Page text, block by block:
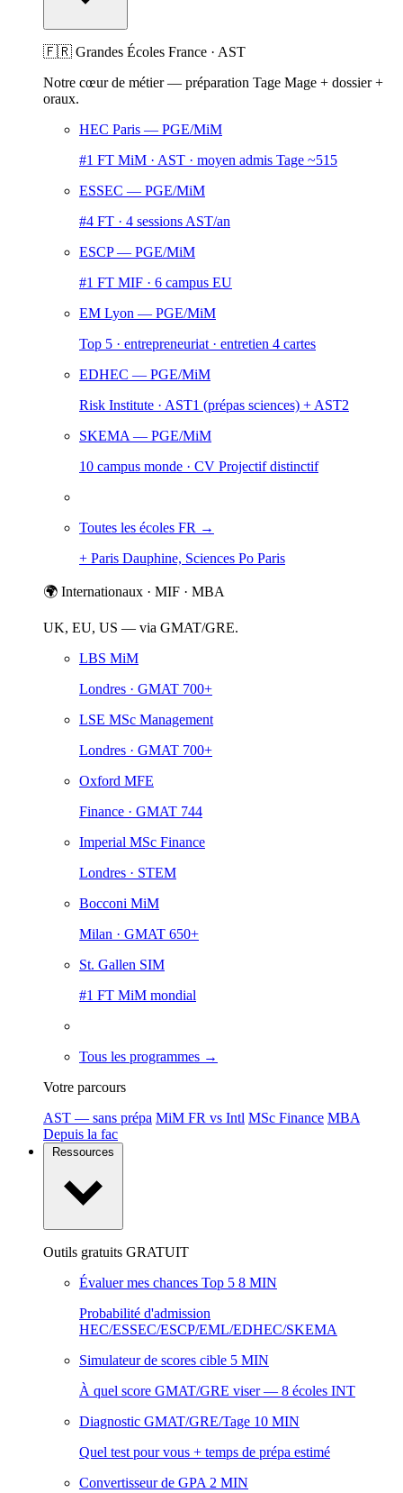
🇫🇷 Grandes Écoles France · AST
Notre cœur de métier — préparation Tage Mage + dossier +
oraux.
HEC Paris — PGE/MiM
#1 FT MiM · AST · moyen admis Tage ~515
ESSEC — PGE/MiM
#4 FT · 4 sessions AST/an
ESCP— PGE/MiM
#1 FT MIF · 6 campus EU
EM Lyon — PGE/MiM
Top 5 · entrepreneuriat · entretien 4 cartes
EDHEC — PGE/MiM
Risk Institute · AST1 (prépas sciences) + AST2
SKEMA — PGE/MiM
10 campus monde · CV Projectif distinctif
Toutes les écoles FR →
+ Paris Dauphine, Sciences Po Paris
🌍 Internationaux · MIF · MBA
UK, EU, US — via GMAT/GRE.
LBS MiM
Londres · GMAT 700+
LSE MSc Management
Londres · GMAT 700+
Oxford MFE
Finance · GMAT 744
Imperial MSc Finance
Londres · STEM
Bocconi MiM
Milan · GMAT 650+
St. Gallen SIM
#1 FT MiM mondial
Tous les programmes →
Votre parcours
AST — sans prépa MiM FR vs Intl MSc Finance MBA
Depuis la fac
Outils gratuits GRATUIT
Évaluer mes chances Top 5 8 MIN
Probabilité d'admission
HEC/ESSEC/ESCP/EML/EDHEC/SKEMA
Simulateur de scores cible 5 MIN
À quel score GMAT/GRE viser — 8 écoles INT
Diagnostic GMAT/GRE/Tage 10 MIN
Quel test pour vous + temps de prépa estimé
Convertisseur de GPA 2 MIN